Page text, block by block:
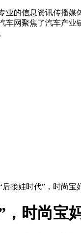
业的信息资讯传播
车网聚焦了汽车产
后接娃时代”，时尚宝
，时尚宝